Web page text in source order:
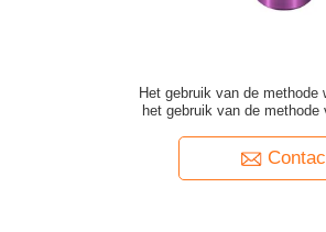
Het gebruik van de methode
het gebruik van de methode